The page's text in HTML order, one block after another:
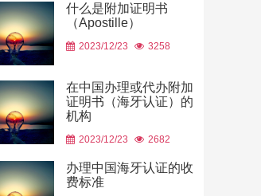
什么是附加证明书
（Apostille）
2023/12/23 3258
在中国办理或代办附加
证明书（海牙认证）的
机构
2023/12/23 2682
办理中国海牙认证的收
费标准